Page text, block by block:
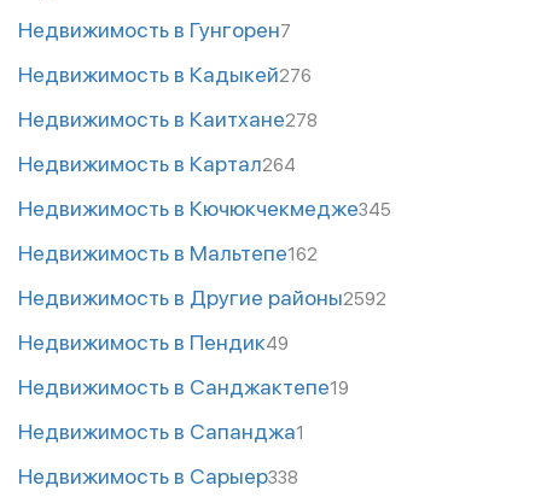
Недвижимость в Гунгорен7
Недвижимость в Кадыкей276
Недвижимость в Каитхане278
Недвижимость в Картал264
Недвижимость в Кючюкчекмедже345
Недвижимость в Мальтепе162
Недвижимость в Другие районы2592
Недвижимость в Пендик49
Недвижимость в Санджактепе19
Недвижимость в Сапанджа1
Недвижимость в Сарыер338